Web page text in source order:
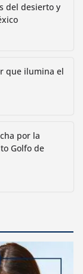
del desierto y
que ilumina el
por la
Golfo de